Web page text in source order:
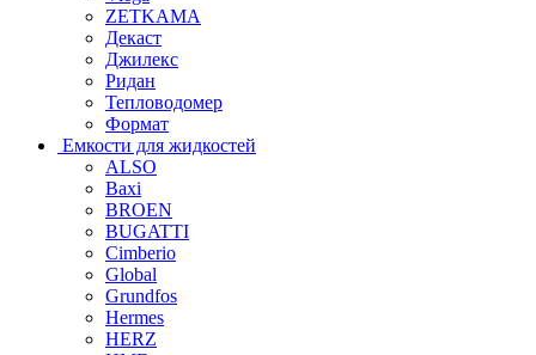
ZETKAMA
Декаст
Джилекс
Ридан
Тепловодомер
Формат
Емкости для жидкостей
ALSO
Baxi
BROEN
BUGATTI
Cimberio
Global
Grundfos
Hermes
HERZ